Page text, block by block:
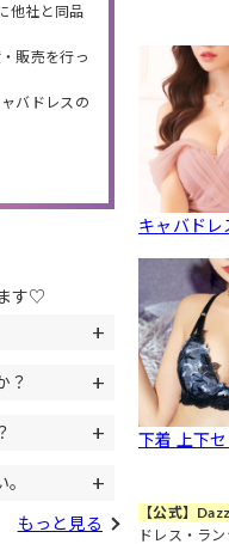
他社と同品
販売を行っ
バドレスの
数取り扱っ
ドレスが選
サリー、
ており
す♡
送料無料
料無料の
？
NP後払
す。
として当
にお届け迄
はこちらの
もっと見る
キャバドレ
下着 上下
【公式】
ドレス・ラ